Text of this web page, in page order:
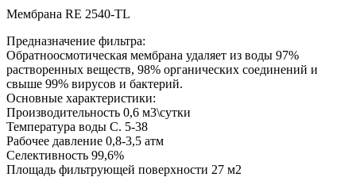
Мембрана RE 2540-TL
Предназначение фильтра:
Обратноосмотическая мембрана удаляет из воды 97%
растворенных веществ, 98% органических соединений и
свыше 99% вирусов и бактерий.
Основные характеристики:
Производительность 0,6 м3\сутки
Температура воды С. 5-38
Рабочее давление 0,8-3,5 атм
Селективность 99,6%
Площадь фильтрующей поверхности 27 м2